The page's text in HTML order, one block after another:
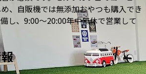
、自販機では無添加おやつも購入でき
し、9:00～20:00年中無休で営業して